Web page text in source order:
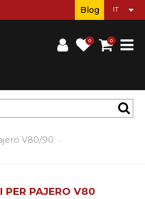
0 0
Blog
V80/90
PER PAJERO V80